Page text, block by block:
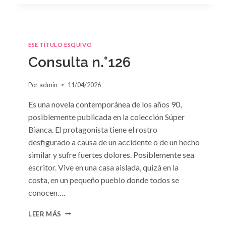
ESE TÍTULO ESQUIVO
Consulta n.°126
Por admin 11/04/2026
Es una novela contemporánea de los años 90,
posiblemente publicada en la colección Súper
Bianca. El protagonista tiene el rostro
desfigurado a causa de un accidente o de un hecho
similar y sufre fuertes dolores. Posiblemente sea
escritor. Vive en una casa aislada, quizá en la
costa, en un pequeño pueblo donde todos se
conocen….
LEER MÁS CONSULTA